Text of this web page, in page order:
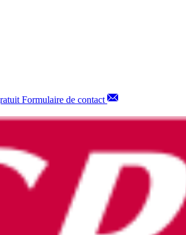
Formulaire de contact